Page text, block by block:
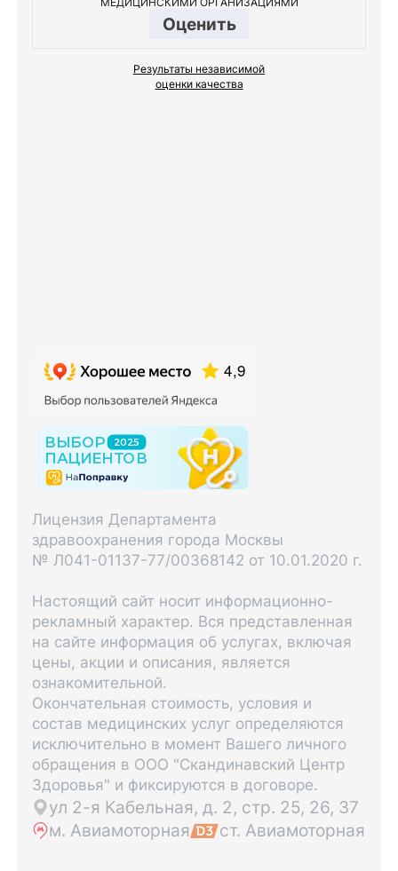
Оценить
Результаты независимой
оценки качества
Лицензия Департамента
здравоохранения города Москвы
№ Л041-01137-77/00368142 от 10.01.2020 г.
Настоящий сайт носит информационно-
рекламный характер. Вся представленная
на сайте информация об услугах, включая
цены, акции и описания, является
ознакомительной.
Окончательная стоимость, условия и
состав медицинских услуг определяются
исключительно в момент Вашего личного
обращения в ООО "Скандинавский Центр
Здоровья" и фиксируются в договоре.
ул 2-я Кабельная, д. 2, стр. 25, 26, 37
м. Авиамоторная
ст. Авиамоторная